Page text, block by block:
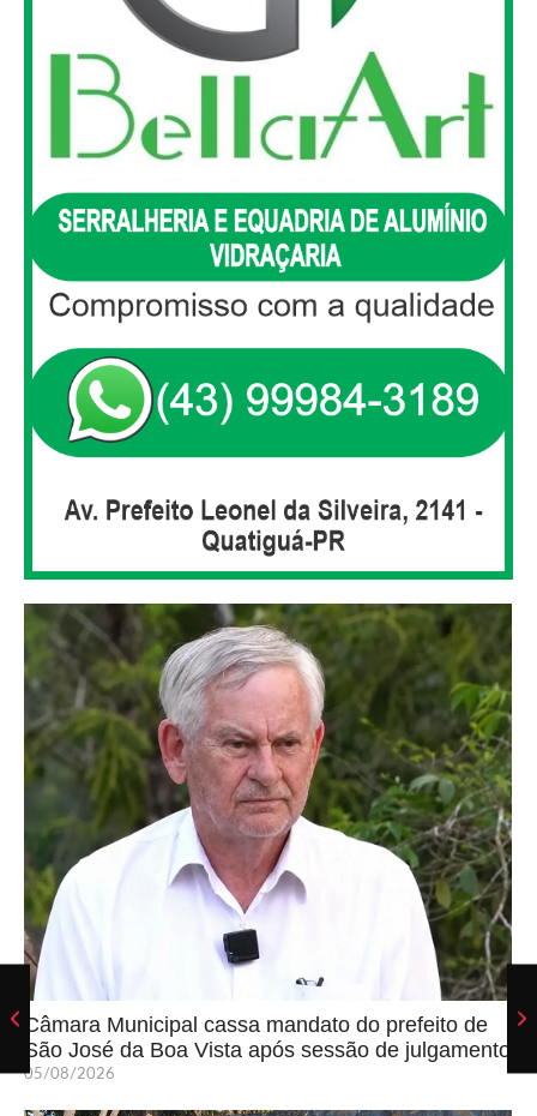
Câmara Municipal cassa mandato do prefeito de
São José da Boa Vista após sessão de julgamento
05/08/2026